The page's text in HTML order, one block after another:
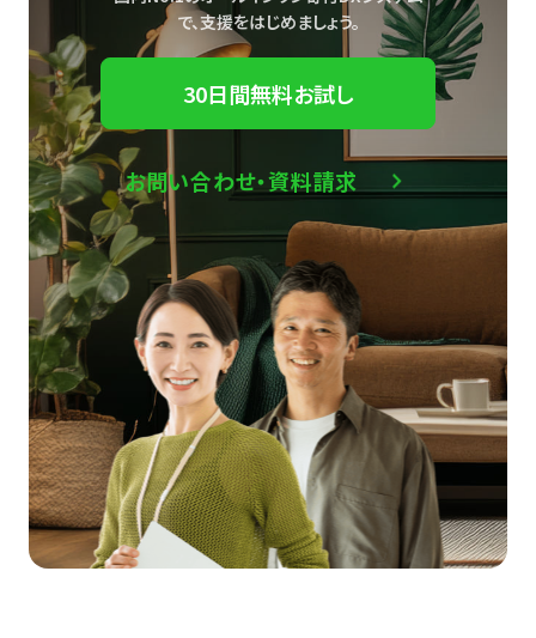
で、支援をはじめましょう。
30日間無料お試し
お問い合わせ・資料請求